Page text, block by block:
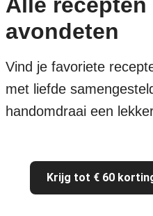
avondeten
Vind je favoriete
met liefde
handomdraai een
Krijg tot € 60